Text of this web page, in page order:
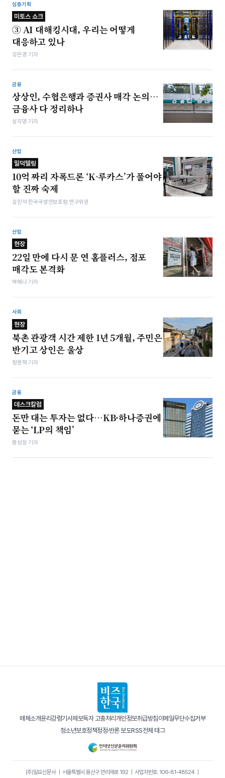
심층기획
미토스 쇼크
③ AI 대해킹시대, 우리는 어떻게
대응하고 있나
강은경 기자
금융
상상인, 수협은행과 증권사 매각 논의…
금융사 다 정리하나
심지영 기자
산업
밀덕텔링
10억 짜리 자폭드론 ‘K-루카스’가 풀어야
할 진짜 숙제
김민석 한국국방안보포럼 연구위원
산업
현장
22일 만에 다시 문 연 홈플러스, 점포
매각도 본격화
박해나 기자
사회
현장
북촌 관광객 시간 제한 1년 5개월, 주민은
반기고 상인은 울상
정원혁 기자
금융
데스크칼럼
돈만 대는 투자는 없다…KB·하나증권에
묻는 ‘LP의 책임’
봉성창 기자
매체소개윤리강령기사제보독자 고충처리 개인정보취급방침이메일무단수집거부
청소년보호정책정정·반론 보도RSS전체 태그
(주)일요신문사｜ 서울특별시 용산구 만리재로 192｜ 사업자번호: 106-81-48524｜